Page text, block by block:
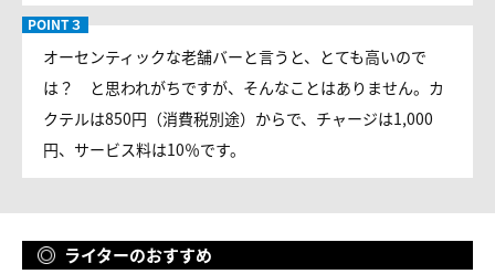
スマートポイント
札幌市営地下鉄南北線・すすきの駅１番出口から徒歩１、
２分。都通３丁目の一方通行に面したビルという好立地。
近くに飲食店が多く、食事の後で寄るのにとても便利で
す。
ノンアルコールカクテルがあり、あまり飲めない人や、ア